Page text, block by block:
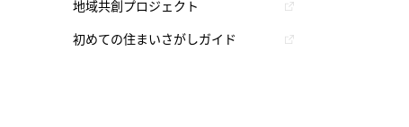
地域共創プロジェクト
初めての住まいさがしガイド